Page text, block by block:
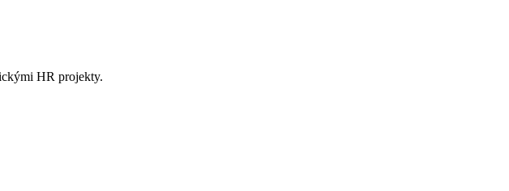
HR projekty.